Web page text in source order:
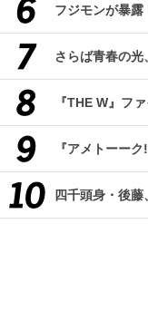
フジモンが暴
さらば青春の光
『THE W』フ
『アメトーー
四千頭身・後